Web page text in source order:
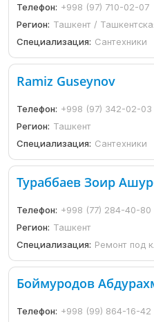
Телефон: +998 (97) 710-02-07
Регион: Ташкент /
Специализация: Сантехники
Ramiz Guseynov
Телефон: +998 (97) 342-02-03
Регион: Ташкент
Специализация: Сантехники
Тураббаев Зоир
Телефон: +998 (77) 284-40-80
Регион: Ташкент
Специализация: Ремонт под
Боймуродов
Телефон: +998 (99) 864-16-42